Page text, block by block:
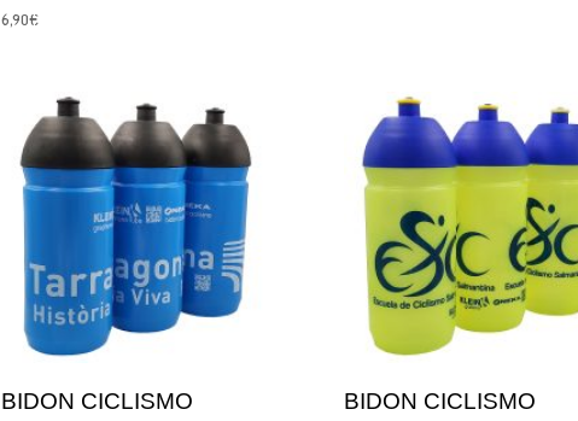
6,90€
BIDON CICLISMO
BIDON CICLISMO